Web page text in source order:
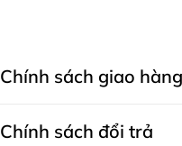
: Protein
GOS (Galacto-
Sữa bò Úc 100%.
Chính sách giao hàng
Chính sách đổi trả